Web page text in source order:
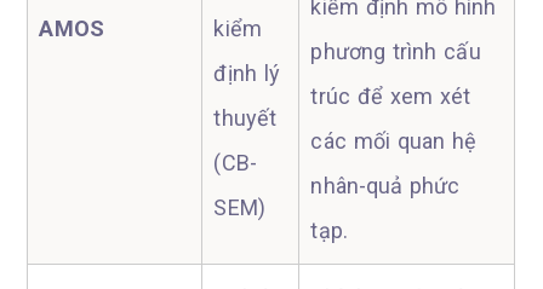
AMOS
kiểm
định lý
thuyết
(CB-
SEM)
kiểm định mô hình
phương trình cấu
trúc để xem xét
các mối quan hệ
nhân-quả phức
tạp.